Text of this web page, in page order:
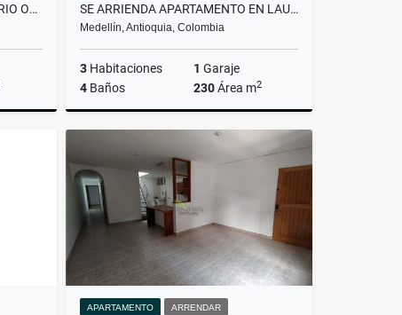
APARTAMENTO EN BELLO BARRIO OBRERO - EN ARRIENDO SE ARRIENDA APARTAMENTO EN LAURELES
Medellín, Antioquia, Colombia
3 Habitaciones 1 Garaje
4 Baños 230Área m2
Arrendar
$5.200.000
APARTAMENTO ARRENDAR